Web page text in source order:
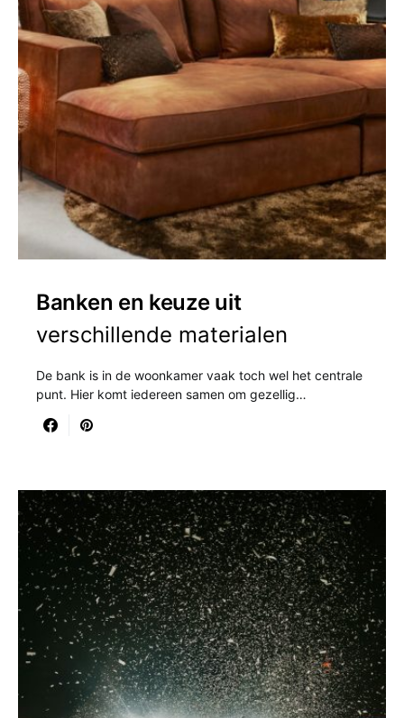
Banken en keuze uit
verschillende materialen
De bank is in de woonkamer vaak toch wel het centrale
punt. Hier komt iedereen samen om gezellig…